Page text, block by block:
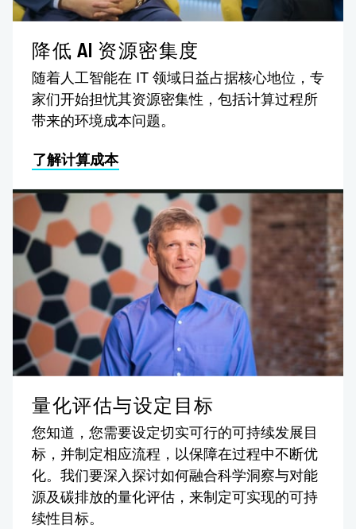
降低 AI 资源密集度
随着人工智能在 IT 领域日益占据核心地位，专
家们开始担忧其资源密集性，包括计算过程所
带来的环境成本问题。
了解计算成本
量化评估与设定目标
您知道，您需要设定切实可行的可持续发展目
标，并制定相应流程，以保障在过程中不断优
化。我们要深入探讨如何融合科学洞察与对能
源及碳排放的量化评估，来制定可实现的可持
续性目标。